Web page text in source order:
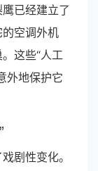
已经建立了
空调外机
这些“人工
外地保护它
剧性变化。